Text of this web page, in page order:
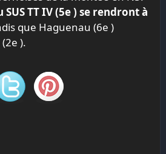
TT IV (5e) se rendront à
que Haguenau (6e )
e ).